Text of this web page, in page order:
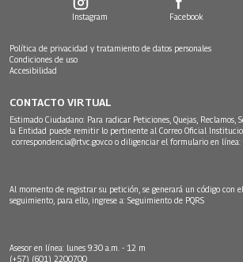
Instagram Facebook
Política de privacidad y tratamiento de datos personales
Condiciones de uso
Accesibilidad
CONTACTO VIRTUAL
Estimado Ciudadano: Para radicar Peticiones, Quejas, Reclamos,
la Entidad puede remitir lo pertinente al Correo Oficial
correspondencia@rtvc.gov.co o diligenciar el formulario en línea:
Al momento de registrar su petición, se generará un código con
seguimiento, para ello, ingrese a: Seguimiento de PQRS
Asesor en línea: lunes 9:30 a.m. - 12 m
(+57) (601) 2200700